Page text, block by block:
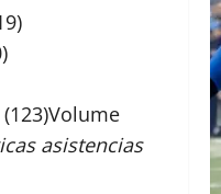
asistencias